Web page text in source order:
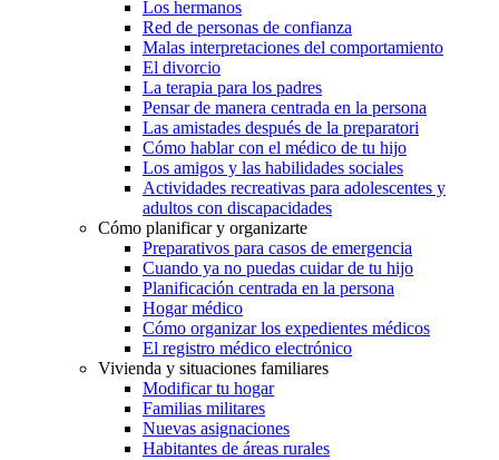
Los hermanos
Red de personas de confianza
Malas interpretaciones del comportamiento
El divorcio
La terapia para los padres
Pensar de manera centrada en la persona
Las amistades después de la preparatori
Cómo hablar con el médico de tu hijo
Los amigos y las habilidades sociales
Actividades recreativas para adolescentes y
adultos con discapacidades
Cómo planificar y organizarte
Preparativos para casos de emergencia
Cuando ya no puedas cuidar de tu hijo
Planificación centrada en la persona
Hogar médico
Cómo organizar los expedientes médicos
El registro médico electrónico
Vivienda y situaciones familiares
Modificar tu hogar
Familias militares
Nuevas asignaciones
Habitantes de áreas rurales